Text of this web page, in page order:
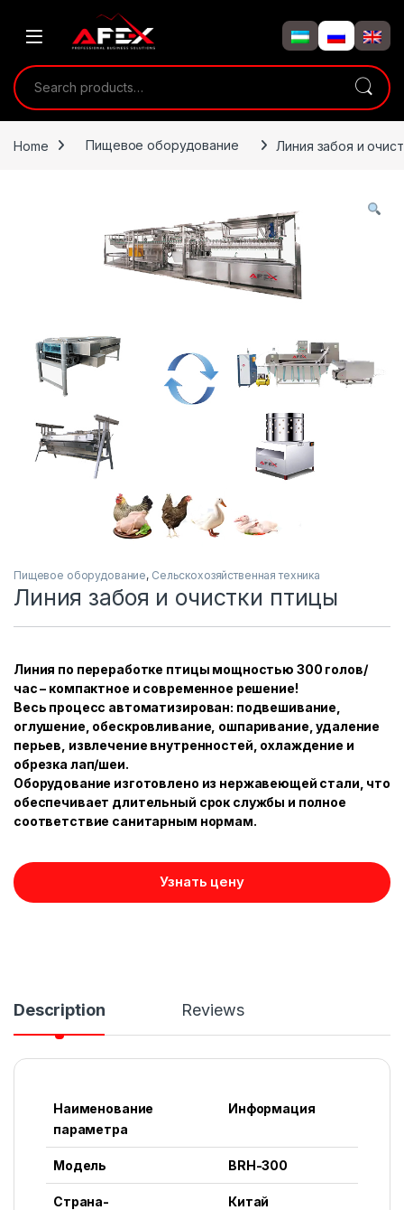
Search for:
Home Пищевое оборудование Линия забоя и
Пищевое оборудование, Сельскохозяйственная техника
Линия забоя и очистки птицы
Линия по переработке птицы мощностью 300 голов/
час – компактное и современное решение!
Весь процесс автоматизирован: подвешивание,
оглушение, обескровливание, ошпаривание, удаление
перьев, извлечение внутренностей, охлаждение и
обрезка лап/шеи.
Оборудование изготовлено из нержавеющей стали, что
обеспечивает длительный срок службы и полное
соответствие санитарным нормам.
Узнать цену
Description Reviews
Наименование
параметра
Информация
Модель BRH-300
Страна-
Китай